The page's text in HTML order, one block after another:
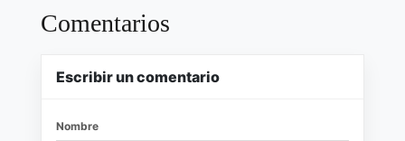
Comentarios
Escribir un comentario
Nombre